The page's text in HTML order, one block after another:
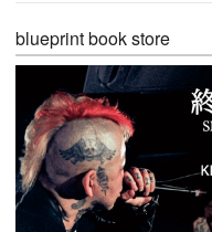
blueprint book store